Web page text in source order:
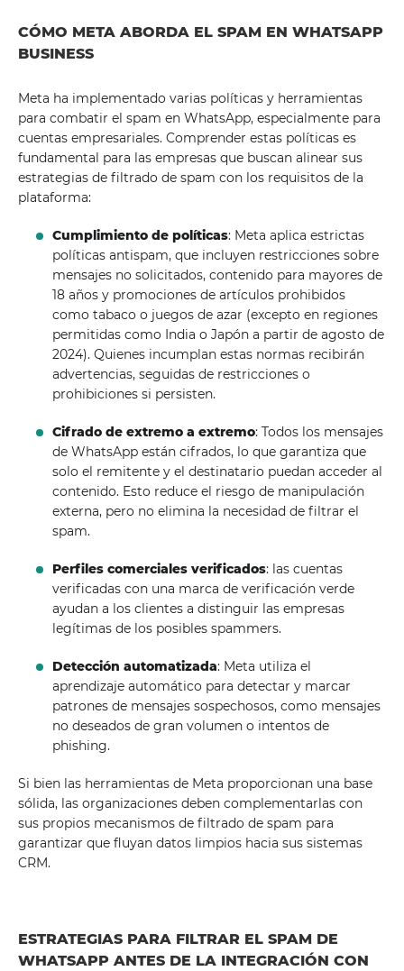
CÓMO META ABORDA EL SPAM EN WHATSAPP
BUSINESS
Meta ha implementado varias políticas y herramientas
para combatir el spam en WhatsApp, especialmente para
cuentas empresariales. Comprender estas políticas es
fundamental para las empresas que buscan alinear sus
estrategias de filtrado de spam con los requisitos de la
plataforma:
Cumplimiento de políticas: Meta aplica estrictas
políticas antispam, que incluyen restricciones sobre
mensajes no solicitados, contenido para mayores de
18 años y promociones de artículos prohibidos
como tabaco o juegos de azar (excepto en regiones
permitidas como India o Japón a partir de agosto de
2024). Quienes incumplan estas normas recibirán
advertencias, seguidas de restricciones o
prohibiciones si persisten.
Cifrado de extremo a extremo: Todos los mensajes
de WhatsApp están cifrados, lo que garantiza que
solo el remitente y el destinatario puedan acceder al
contenido. Esto reduce el riesgo de manipulación
externa, pero no elimina la necesidad de filtrar el
spam.
Perfiles comerciales verificados: las cuentas
verificadas con una marca de verificación verde
ayudan a los clientes a distinguir las empresas
legítimas de los posibles spammers.
Detección automatizada: Meta utiliza el
aprendizaje automático para detectar y marcar
patrones de mensajes sospechosos, como mensajes
no deseados de gran volumen o intentos de
phishing.
Si bien las herramientas de Meta proporcionan una base
sólida, las organizaciones deben complementarlas con
sus propios mecanismos de filtrado de spam para
garantizar que fluyan datos limpios hacia sus sistemas
CRM.
ESTRATEGIAS PARA FILTRAR EL SPAM DE
WHATSAPP ANTES DE LA INTEGRACIÓN CON